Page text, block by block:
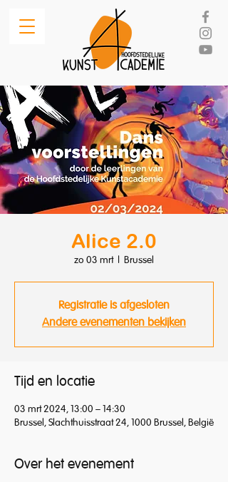
Alice 2.0
zo 03 mrt
  |
Brussel
Registratie is afgesloten
Andere evenementen bekijken
Tijd en locatie
03 mrt 2024, 13:00 – 14:30
Brussel, Slachthuisstraat 24, 1000 Brussel, België
Over het evenement